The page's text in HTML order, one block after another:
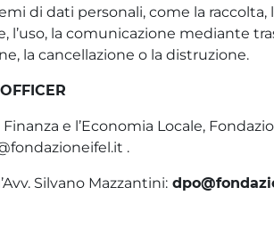
di dati personali, come la raccolta,
l’uso, la comunicazione mediante
la cancellazione o la distruzione.
e l’Economia Locale,
.
Silvano Mazzantini: